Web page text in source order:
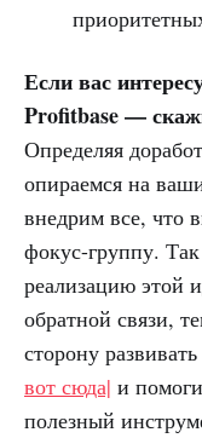
Если вас
Profitbase —
Определяя
опираемся на
внедрим все, что
фокус-группу.
реализацию этой
обратной связи,
сторону
вот сюда| и
полезный